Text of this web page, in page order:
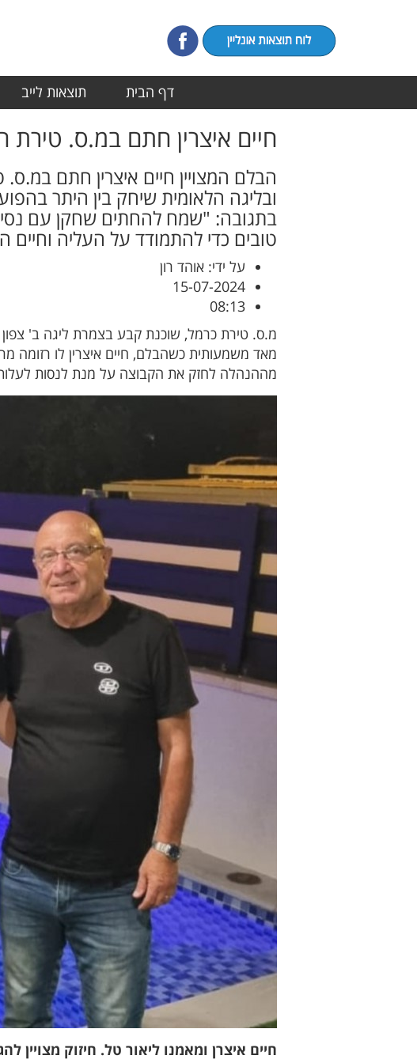
דף הבית תוצאות לייב
חיים איצרין חתם במ.ס. טירת
הבלם המצויין חיים איצרין חתם
ובליגה הלאומית שיחק בין היתר
בתגובה: "שמח להחתים שחקן עם
טובים כדי להתמודד על העליה
על ידי: אוהד רון
15-07-2024
08:13
מ.ס. טירת כרמל, שוכנת קבע בצמרת ליגה ב'
מאד משמעותית כשהבלם, חיים איצרין לו רזומה
מההנהלה לחזק את הקבוצה על מנת לנסות
חיים איצרן ומאמנו ליאור טל. חיזוק מצויין